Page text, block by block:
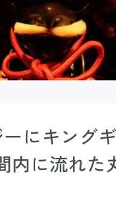
にキング
内に流れ